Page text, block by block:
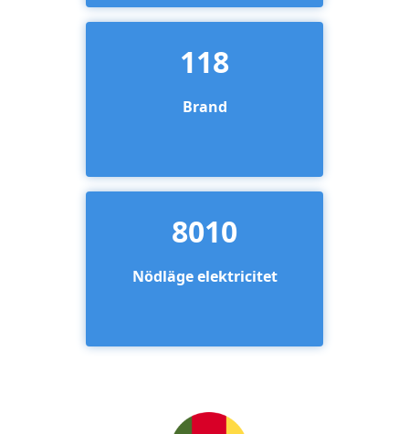
118
Brand
8010
Nödläge elektricitet